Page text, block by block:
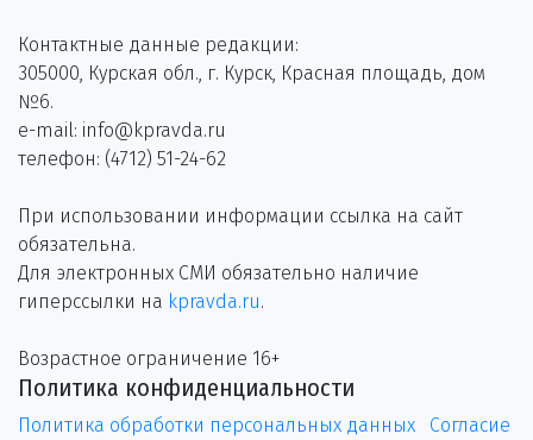
Контактные данные редакции:
305000, Курская обл., г. Курск, Красная площадь, дом
№6.
e-mail: info@kpravda.ru
телефон: (4712) 51-24-62
При использовании информации ссылка на сайт
обязательна.
Для электронных СМИ обязательно наличие
гиперссылки на kpravda.ru.
Возрастное ограничение 16+
Политика конфиденциальности
Политика обработки персональных данных
Согласие